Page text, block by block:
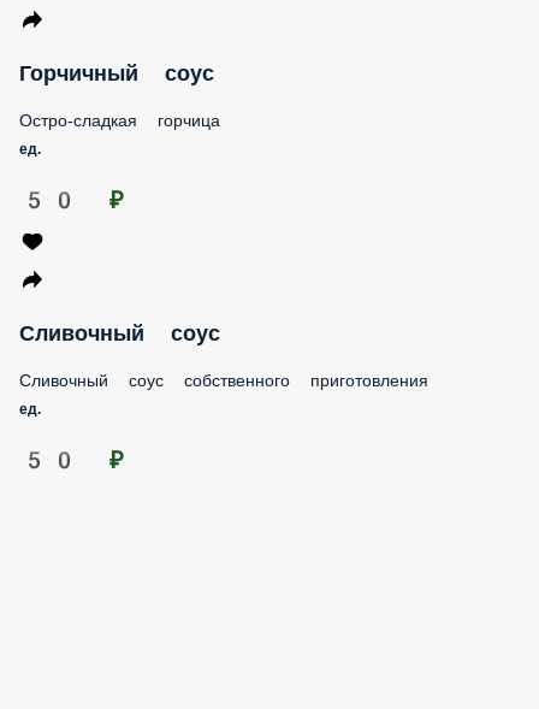
Горчичный соус
Остро-сладкая горчица
ед.
50 ₽
Сливочный соус
Сливочный соус собственного приготовления
ед.
50 ₽